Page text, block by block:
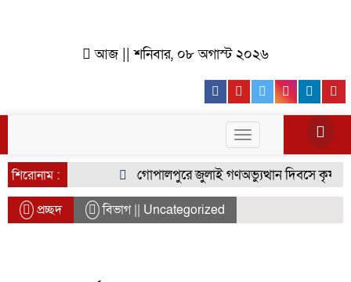
আজ || শনিবার, ০৮ অগাস্ট ২০২৬
Facebook
YoutubeTwitter
Toggle
navigation
শিরোনাম :
গোপালপুরে জুলাই গণঅভ্যুত্থান দিবসে কৃষক
প্রচ্ছদ বিভাগ || Uncategorized